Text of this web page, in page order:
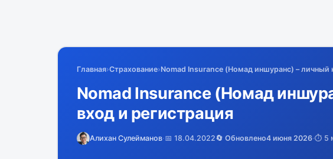
Главная›Страхование›Nomad Insurance (Номад иншуранс) – личный
Nomad Insurance (Номад
вход и регистрация
Алихан Сулейманов·📅 18.04.2022🔄 Обновлено4 июня 2026·⏱️ 5